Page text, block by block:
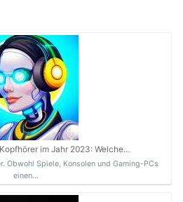
im Jahr 2023: Welche…
Obwohl Spiele, Konsolen und Gaming-PCs
einen…